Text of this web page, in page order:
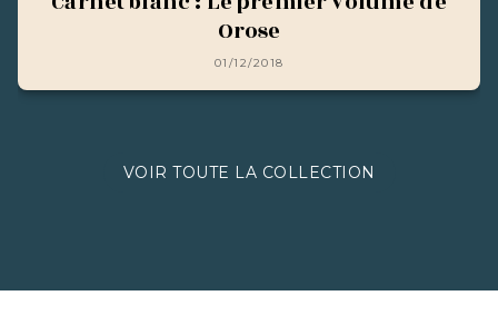
Orose
01/12/2018
VOIR TOUTE LA COLLECTION